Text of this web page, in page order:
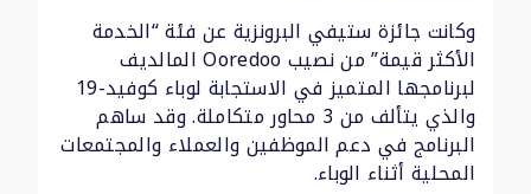
وكانت جائزة ستيفي البرونزية عن فئة “الخدمة
الأكثر قيمة” من نصيب Ooredoo المالديف
لبرنامجها المتميز في الاستجابة لوباء كوفيد-19
والذي يتألف من 3 محاور متكاملة. وقد ساهم
البرنامج في دعم الموظفين والعملاء والمجتمعات
المحلية أثناء الوباء.